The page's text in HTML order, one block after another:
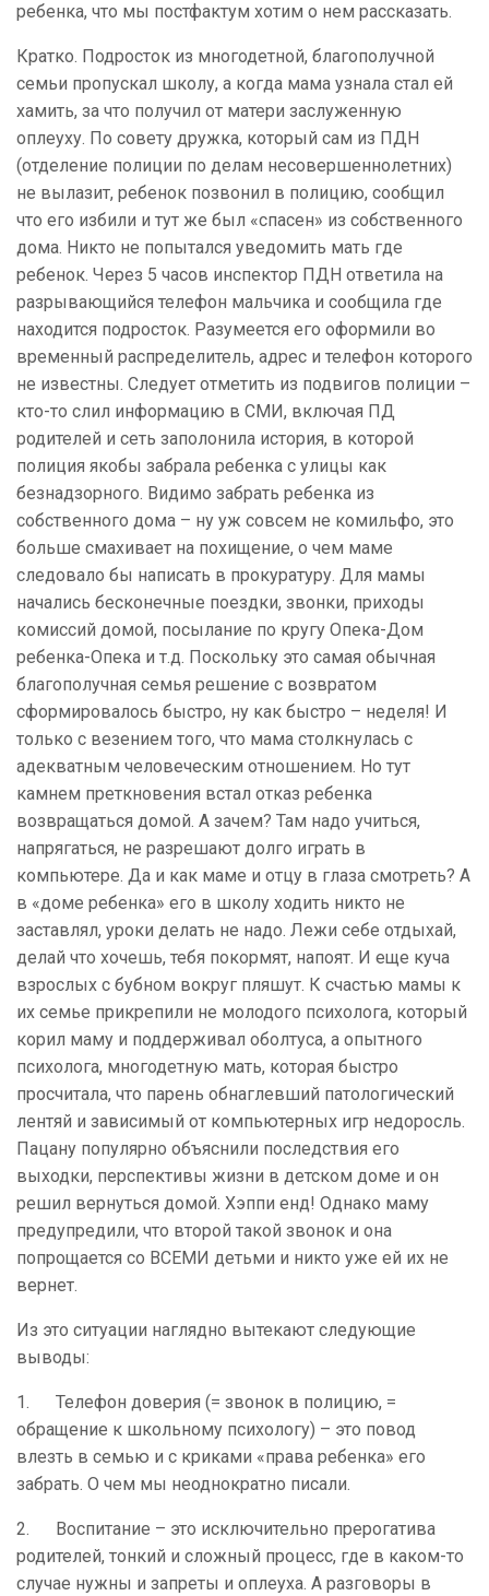
ребенка, что мы постфактум хотим о нем рассказать.
Кратко. Подросток из многодетной, благополучной
семьи пропускал школу, а когда мама узнала стал ей
хамить, за что получил от матери заслуженную
оплеуху. По совету дружка, который сам из ПДН
(отделение полиции по делам несовершеннолетних)
не вылазит, ребенок позвонил в полицию, сообщил
что его избили и тут же был «спасен» из собственного
дома. Никто не попытался уведомить мать где
ребенок. Через 5 часов инспектор ПДН ответила на
разрывающийся телефон мальчика и сообщила где
находится подросток. Разумеется его оформили во
временный распределитель, адрес и телефон которого
не известны. Следует отметить из подвигов полиции –
кто-то слил информацию в СМИ, включая ПД
родителей и сеть заполонила история, в которой
полиция якобы забрала ребенка с улицы как
безнадзорного. Видимо забрать ребенка из
собственного дома – ну уж совсем не комильфо, это
больше смахивает на похищение, о чем маме
следовало бы написать в прокуратуру. Для мамы
начались бесконечные поездки, звонки, приходы
комиссий домой, посылание по кругу Опека-Дом
ребенка-Опека и т.д. Поскольку это самая обычная
благополучная семья решение с возвратом
сформировалось быстро, ну как быстро – неделя! И
только с везением того, что мама столкнулась с
адекватным человеческим отношением. Но тут
камнем преткновения встал отказ ребенка
возвращаться домой. А зачем? Там надо учиться,
напрягаться, не разрешают долго играть в
компьютере. Да и как маме и отцу в глаза смотреть? А
в «доме ребенка» его в школу ходить никто не
заставлял, уроки делать не надо. Лежи себе отдыхай,
делай что хочешь, тебя покормят, напоят. И еще куча
взрослых с бубном вокруг пляшут. К счастью мамы к
их семье прикрепили не молодого психолога, который
корил маму и поддерживал оболтуса, а опытного
психолога, многодетную мать, которая быстро
просчитала, что парень обнаглевший патологический
лентяй и зависимый от компьютерных игр недоросль.
Пацану популярно объяснили последствия его
выходки, перспективы жизни в детском доме и он
решил вернуться домой. Хэппи енд! Однако маму
предупредили, что второй такой звонок и она
попрощается со ВСЕМИ детьми и никто уже ей их не
вернет.
Из это ситуации наглядно вытекают следующие
выводы:
1. Телефон доверия (= звонок в полицию, =
обращение к школьному психологу) – это повод
влезть в семью и с криками «права ребенка» его
забрать. О чем мы неоднократно писали.
2. Воспитание – это исключительно прерогатива
родителей, тонкий и сложный процесс, где в каком-то
случае нужны и запреты и оплеуха. А разговоры в